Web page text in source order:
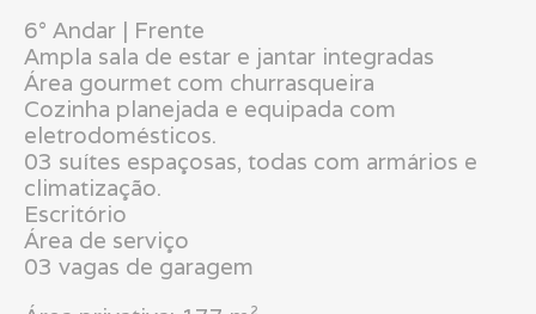
6° Andar | Frente
Ampla sala de estar e jantar integradas
Área gourmet com churrasqueira
Cozinha planejada e equipada com
eletrodomésticos.
03 suítes espaçosas, todas com armários e
climatização.
Escritório
Área de serviço
03 vagas de garagem